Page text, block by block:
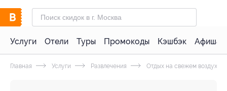
Услуги Отели Туры Промокоды Кэшбэк Афиша
Главная Услуги Развлечения Отдых на свежем воздухе